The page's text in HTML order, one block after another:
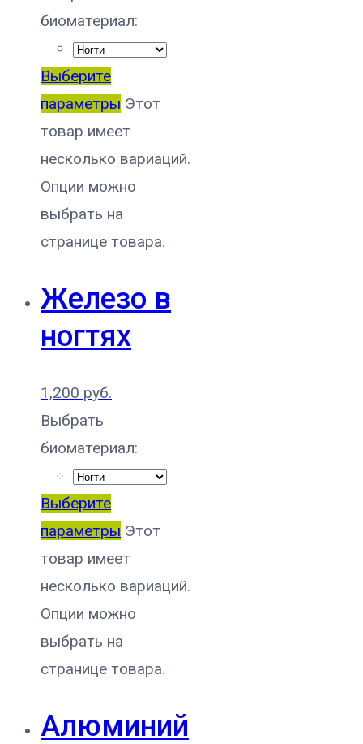
биоматериал:
Выберите
параметры Этот
товар имеет
несколько вариаций.
Опции можно
выбрать на
странице товара.
Железо в
ногтях
1,200 руб.
Выбрать
биоматериал:
Выберите
параметры Этот
товар имеет
несколько вариаций.
Опции можно
выбрать на
странице товара.
Алюминий